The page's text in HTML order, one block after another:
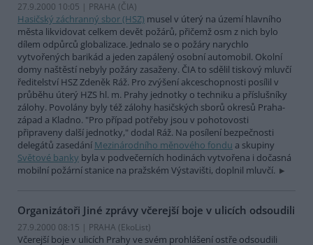
27.9.2000 10:05 | PRAHA (ČIA)
Hasičský záchranný sbor (HSZ) musel v úterý na území hlavního
města likvidovat celkem devět požárů, přičemž osm z nich bylo
dílem odpůrců globalizace. Jednalo se o požáry narychlo
vytvořených barikád a jeden zapálený osobní automobil. Okolní
domy naštěstí nebyly požáry zasaženy. ČIA to sdělil tiskový mluvčí
ředitelství HSZ Zdeněk Ráž. Pro zvýšení akceschopnosti posílil v
průběhu úterý HZS hl. m. Prahy jednotky o techniku a příslušníky
zálohy. Povolány byly též zálohy hasičských sborů okresů Praha-
západ a Kladno. "Pro případ potřeby jsou v pohotovosti
připraveny další jednotky," dodal Ráž. Na posílení bezpečnosti
delegátů zasedání Mezinárodního měnového fondu a skupiny
Světové banky byla v podvečerních hodinách vytvořena i dočasná
mobilní požární stanice na pražském Výstavišti, doplnil mluvčí.
Organizátoři Jiné zprávy včerejší boje v ulicích odsoudili
27.9.2000 08:15 | PRAHA (EkoList)
Včerejší boje v ulicích Prahy ve svém prohlášení ostře odsoudili